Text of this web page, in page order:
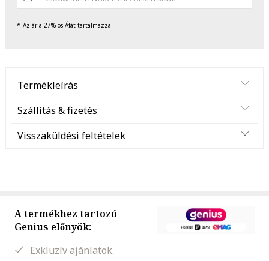
Az ár a 27%-os Áfát tartalmazza
Termékleírás
Szállítás & fizetés
Visszaküldési feltételek
A termékhez tartozó
Genius előnyök:
Exkluzív ajánlatok.